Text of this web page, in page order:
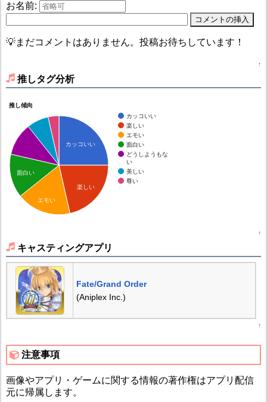
お名前:
💡まだコメントはありません。投稿お待ちしています！
↑
推しタグ分析
推し傾向
カッコいい
楽しい
エモい
面白い
どうしようもな
い
美しい
尊い
カッコいい
楽しい
面白い
エモい
↑
キャスティングアプリ
Fate/Grand Order
(Aniplex Inc.)
↑
注意事項
画像やアプリ・ゲームに関する情報の著作権はアプリ配信
元に帰属します。